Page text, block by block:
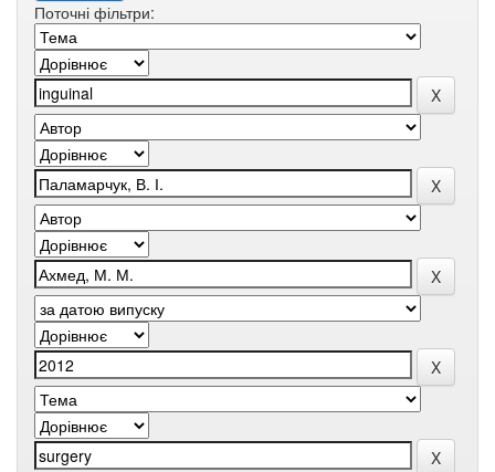
Поточні фільтри: